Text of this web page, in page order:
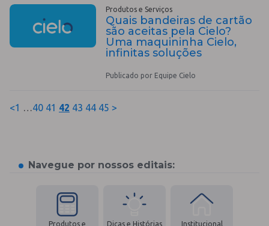
Produtos e Serviços
Quais bandeiras de cartão
são aceitas pela Cielo?
Uma maquininha Cielo,
infinitas soluções
Publicado por Equipe Cielo
<1 …40 41 42 43 44 45 >
Navegue por nossos editais:
Produtos e
Dicas e Histórias
Institucional